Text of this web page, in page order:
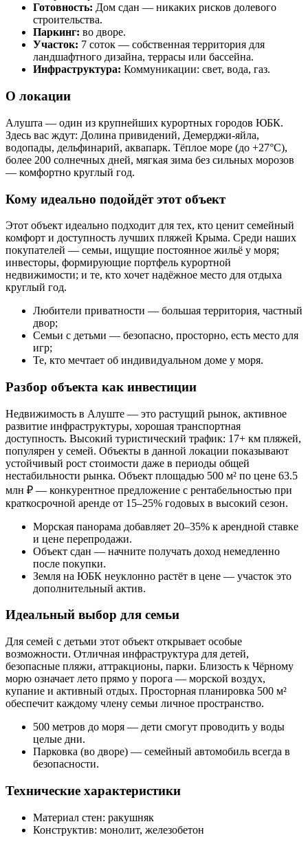
Готовность: Дом сдан — никаких рисков долевого
строительства.
Паркинг: во дворе.
Участок: 7 соток — собственная территория для
ландшафтного дизайна, террасы или бассейна.
Инфраструктура: Коммуникации: свет, вода, газ.
О локации
Алушта — один из крупнейших курортных городов ЮБК.
Здесь вас ждут: Долина привидений, Демерджи-яйла,
водопады, дельфинарий, аквапарк. Тёплое море (до +27°C),
более 200 солнечных дней, мягкая зима без сильных морозов
— комфортно круглый год.
Кому идеально подойдёт этот объект
Этот объект идеально подходит для тех, кто ценит семейный
комфорт и доступность лучших пляжей Крыма. Среди наших
покупателей — семьи, ищущие постоянное жильё у моря;
инвесторы, формирующие портфель курортной
недвижимости; и те, кто хочет надёжное место для отдыха
круглый год.
Любители приватности — большая территория, частный
двор;
Семьи с детьми — безопасно, просторно, есть место для
игр;
Те, кто мечтает об индивидуальном доме у моря.
Разбор объекта как инвестиции
Недвижимость в Алуште — это растущий рынок, активное
развитие инфраструктуры, хорошая транспортная
доступность. Высокий туристический трафик: 17+ км пляжей,
популярен у семей. Объекты в данной локации показывают
устойчивый рост стоимости даже в периоды общей
нестабильности рынка. Объект площадью 500 м² по цене 63.5
млн ₽ — конкурентное предложение с рентабельностью при
краткосрочной аренде от 15–25% годовых в высокий сезон.
Морская панорама добавляет 20–35% к арендной ставке
и цене перепродажи.
Объект сдан — начните получать доход немедленно
после покупки.
Земля на ЮБК неуклонно растёт в цене — участок это
дополнительный актив.
Идеальный выбор для семьи
Для семей с детьми этот объект открывает особые
возможности. Отличная инфраструктура для детей,
безопасные пляжи, аттракционы, парки. Близость к Чёрному
морю означает лето прямо у порога — морской воздух,
купание и активный отдых. Просторная планировка 500 м²
обеспечит каждому члену семьи личное пространство.
500 метров до моря — дети смогут проводить у воды
целые дни.
Парковка (во дворе) — семейный автомобиль всегда в
безопасности.
Технические характеристики
Материал стен: ракушняк
Конструктив: монолит, железобетон